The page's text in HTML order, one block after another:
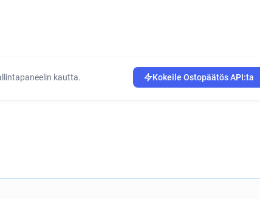
kautta. Kokeile Ostopäätös API:ta